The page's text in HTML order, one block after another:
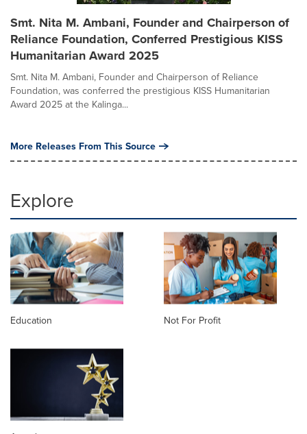
Smt. Nita M. Ambani, Founder and Chairperson of
Reliance Foundation, Conferred Prestigious KISS
Humanitarian Award 2025
Smt. Nita M. Ambani, Founder and Chairperson of Reliance
Foundation, was conferred the prestigious KISS Humanitarian
Award 2025 at the Kalinga...
More Releases From This Source
Explore
Education Not For Profit